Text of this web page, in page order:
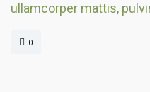
ullamcorper mattis,
0